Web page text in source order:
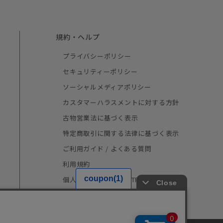
規約・ヘルプ
プライバシーポリシー
セキュリティーポリシー
ソーシャルメディアポリシー
カスタマーハラスメントに対する方針
古物営業法に基づく表示
特定商取引に関する法律に基づく表示
ご利用ガイド / よくある質問
利用規約
個人情報の取り扱い（TRUSTe）